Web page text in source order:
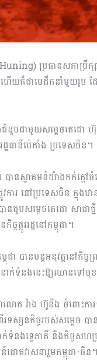
ប្រធានសភាប្រឹ
ើយក៏ជាមេដឹកនាំមួយរូប
នួបជាមួយសម្តេចតេជោ
ឋធានីប៉េកាំង ប្រទេសចិន។
បានស្វាគមន៍យ៉ាងកក់ក្
ការ នៅប្រទេសចិន ក្នុងឋ
នជួបសម្ដេចតេជោ សា​ជ
លូវរដ្ឋនៅកម្ពុជា។
ា បានបន្តអនុវត្តនៅកិច្
នាក់ទំនងនេះឱ្យឈានទៅ
ោក វ៉ាង ហ៊ូនីង ចំពោះក
ទស្សនកិច្ចរបស់សម្តេច ប
ងទ្វេភាគី និងកិច្ចសហ​ប្
ោគវាសនារួមកម្ពុជា-ចិន។